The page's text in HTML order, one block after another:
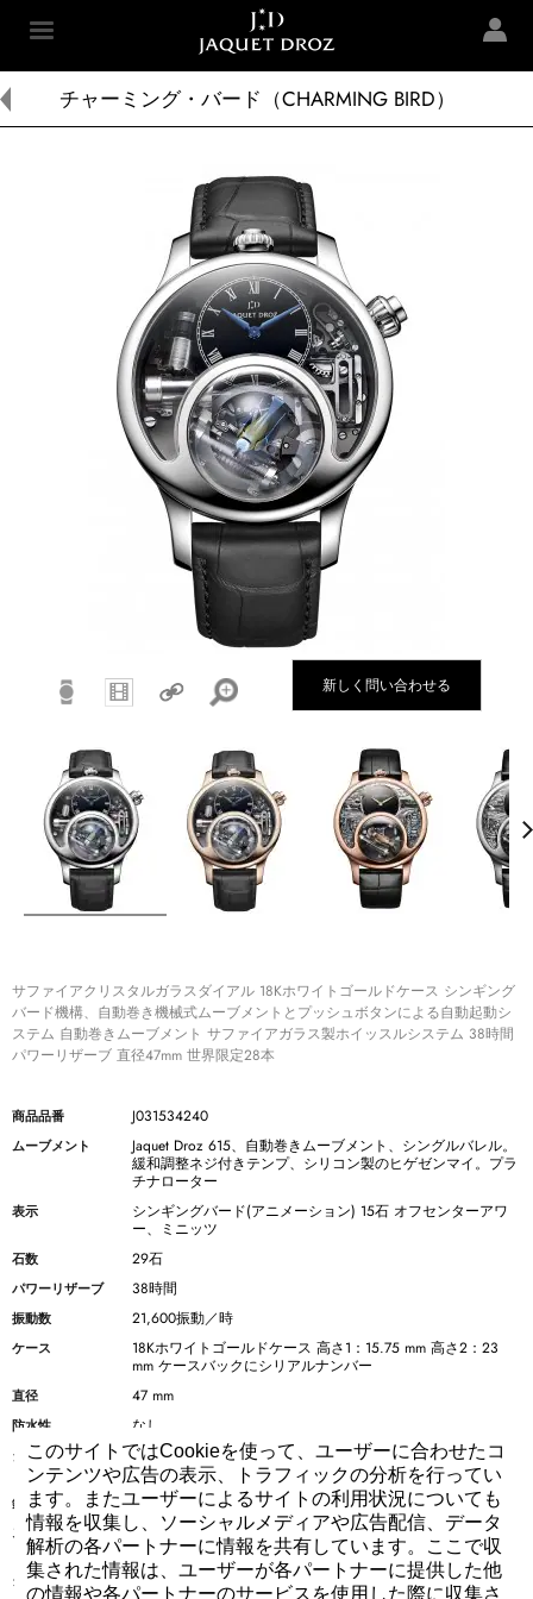
このサイトではCookieを使って、ユーザーに合わせたコ
ンテンツや広告の表示、トラフィックの分析を行ってい
ます。またユーザーによるサイトの利用状況についても
情報を収集し、ソーシャルメディアや広告配信、データ
解析の各パートナーに情報を共有しています。ここで収
集された情報は、ユーザーが各パートナーに提供した他
の情報や各パートナーのサービスを使用した際に収集さ
content
Jaquet Droz
チャーミング・バード（CHARMING BIRD）
新しく問い合わせる
サファイアクリスタルガラスダイアル 18Kホワイトゴールドケース シンギング
バード機構、自動巻き機械式ムーブメントとプッシュボタンによる自動起動シ
ステム 自動巻きムーブメント サファイアガラス製ホイッスルシステム 38時間
パワーリザーブ 直径47mm 世界限定28本
商品品番 J031534240
ムーブメント
Jaquet Droz 615、自動巻きムーブメント、シングルバレル。
緩和調整ネジ付きテンプ、シリコン製のヒゲゼンマイ。プラ
チナローター
表示
シンギングバード(アニメーション) 15石 オフセンターアワ
ー、ミニッツ
石数 29石
パワーリザーブ 38時間
振動数 21,600振動／時
ケース
18Kホワイトゴールドケース 高さ1：15.75 mm 高さ2：23
mm ケースバックにシリアルナンバー
直径 47 mm
防水性 なし
ダイアル
サファイアクリスタルガラスダイアル、プラチナ製 ローマ
ンインデックス
針 ブルースティール
ストラップ
手縫いのブラックアリゲーターストラップ、ブラックアリゲ
ーターの裏地とブラックステッチ
クラスプ 18Kホワイトゴールドのフォールディングバックル